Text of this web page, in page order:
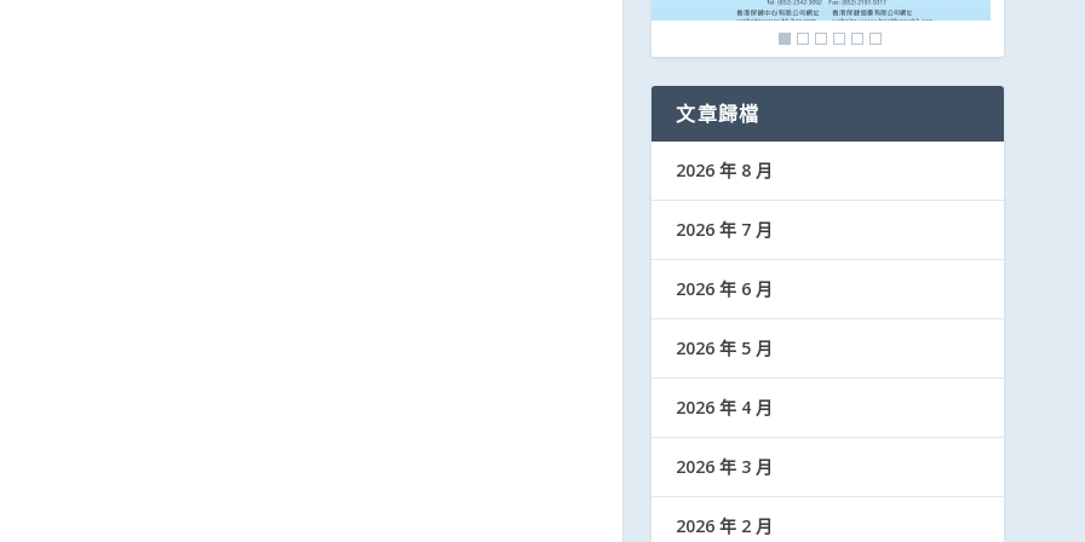
文章歸檔
2026 年 8 月
2026 年 7 月
2026 年 6 月
2026 年 5 月
2026 年 4 月
2026 年 3 月
2026 年 2 月